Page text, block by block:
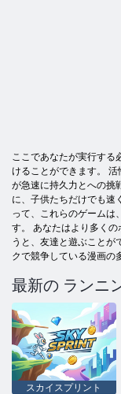
ここであなたが実行する
けることができます。
が急速に持久力とへの挑
に、子供たちだけでも速
って、これらのゲームは
す。 あなたはより多く
うと、友達と遊ぶことが
クで競争している漫画の
最新の ランニ
スカイスプリント